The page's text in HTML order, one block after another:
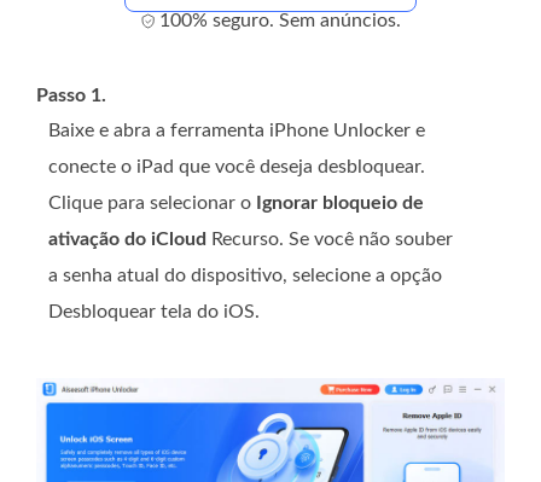
100% seguro. Sem anúncios.
Passo 1.
Baixe e abra a ferramenta iPhone Unlocker e
conecte o iPad que você deseja desbloquear.
Clique para selecionar o Ignorar bloqueio de
ativação do iCloud
Recurso. Se você não souber
a senha atual do dispositivo, selecione a opção
Desbloquear tela do iOS.